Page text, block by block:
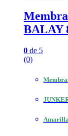
BALAY
0 de 5
(0)